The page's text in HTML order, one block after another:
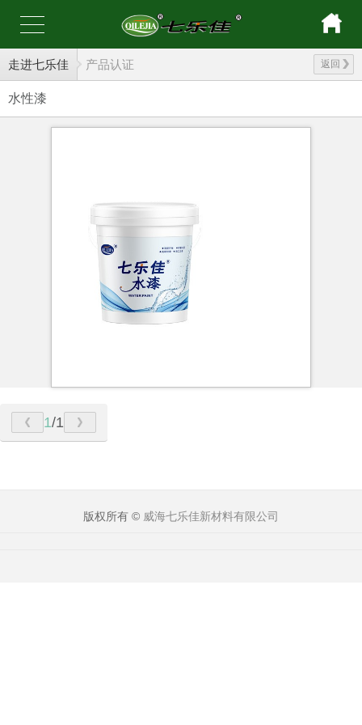
走进七乐佳 返回
产品认证
水性漆
1/1
版权所有 © 威海七乐佳新材料有限公司